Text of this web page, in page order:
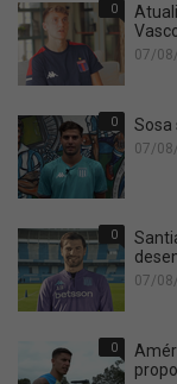
0
07/
0 Sosa
07/
0
07/
0